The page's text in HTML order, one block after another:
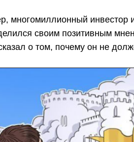
многомиллионный инвестор
своим позитивным
о том, почему он не